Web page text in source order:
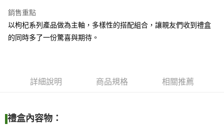
悠遊付
Google Pay
每筆NT$60，滿NT$999(含以上)免運費
銷售重點
以枸杞系列產品做為主軸，多樣性的搭配組合，讓親友們收到禮盒
的同時多了一份驚喜與期待。
詳細說明 商品規格 相關推薦
禮盒內容物：